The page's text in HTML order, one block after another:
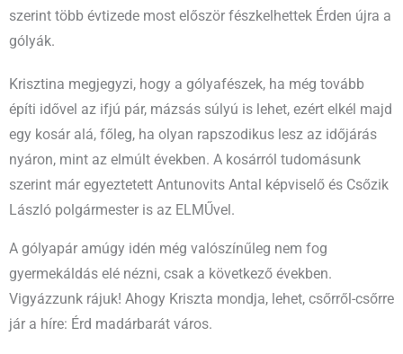
szerint több évtizede most először fészkelhettek Érden újra a
gólyák.
Krisztina megjegyzi, hogy a gólyafészek, ha még tovább
építi idővel az ifjú pár, mázsás súlyú is lehet, ezért elkél majd
egy kosár alá, főleg, ha olyan rapszodikus lesz az időjárás
nyáron, mint az elmúlt években. A kosárról tudomásunk
szerint már egyeztetett Antunovits Antal képviselő és Csőzik
László polgármester is az ELMŰvel.
A gólyapár amúgy idén még valószínűleg nem fog
gyermekáldás elé nézni, csak a következő években.
Vigyázzunk rájuk! Ahogy Kriszta mondja, lehet, csőrről-csőrre
jár a híre: Érd madárbarát város.